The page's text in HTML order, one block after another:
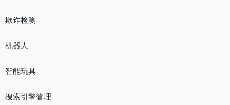
欺诈检测
机器人
智能玩具
搜索引擎管理